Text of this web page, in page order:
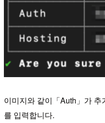
이미지와 같이「Auth」가
를 입력합니다.